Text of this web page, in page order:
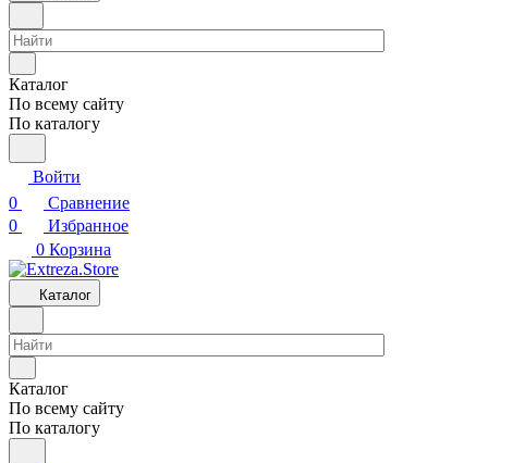
Каталог
По всему сайту
По каталогу
Войти
0
Сравнение
0
Избранное
0 Корзина
Каталог
Каталог
По всему сайту
По каталогу